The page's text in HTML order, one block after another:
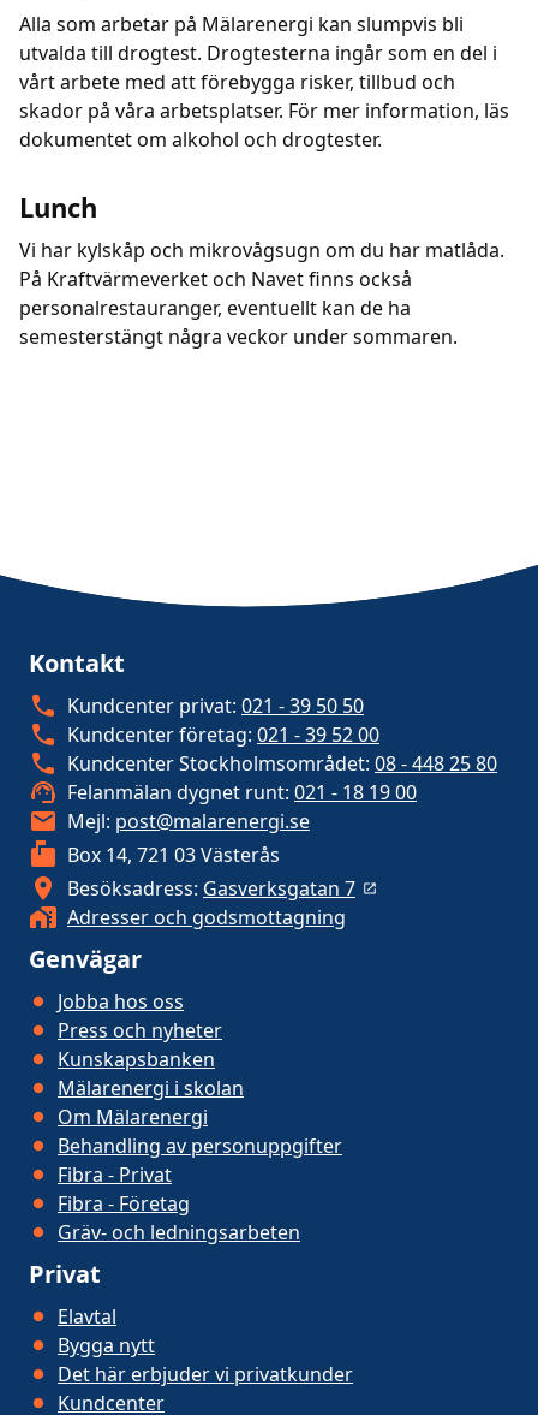
Alla som arbetar på Mälarenergi kan slumpvis bli
utvalda till drogtest. Drogtesterna ingår som en del i
vårt arbete med att förebygga risker, tillbud och
skador på våra arbetsplatser. För mer information, läs
dokumentet om alkohol och drogtester.
Lunch
Vi har kylskåp och mikrovågsugn om du har matlåda.
På Kraftvärmeverket och Navet finns också
personalrestauranger, eventuellt kan de ha
semesterstängt några veckor under sommaren.
Kontakt
Kundcenter privat: 021 - 39 50 50
Kundcenter företag: 021 - 39 52 00
Kundcenter Stockholmsområdet: 08 - 448 25 80
Felanmälan dygnet runt: 021 - 18 19 00
Mejl: post@malarenergi.se
Box 14, 721 03 Västerås
Besöksadress: Gasverksgatan 7
Adresser och godsmottagning
Genvägar
Jobba hos oss
Press och nyheter
Kunskapsbanken
Mälarenergi i skolan
Om Mälarenergi
Behandling av personuppgifter
Fibra - Privat
Fibra - Företag
Gräv- och ledningsarbeten
Privat
Elavtal
Bygga nytt
Det här erbjuder vi privatkunder
Kundcenter